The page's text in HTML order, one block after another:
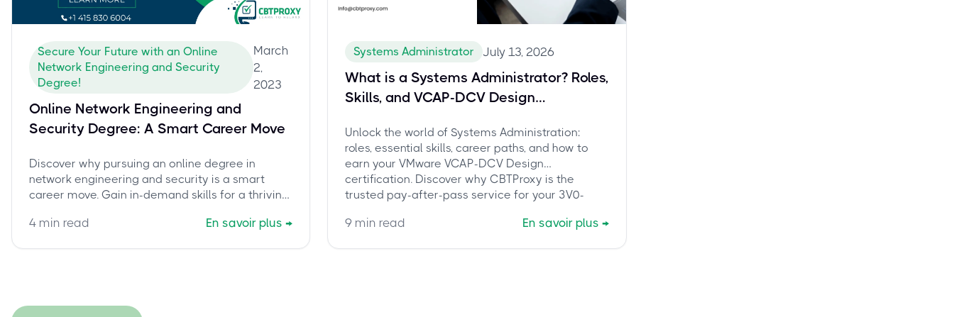
Secure Your Future with an Online
Network Engineering and Security
Degree!
March
2,
2023
Online Network Engineering and
Security Degree: A Smart Career Move
Discover why pursuing an online degree in
network engineering and security is a smart
career move. Gain in-demand skills for a thriving
4 min read En savoir plus →
Systems Administrator July 13, 2026
What is a Systems Administrator? Roles,
Skills, and VCAP-DCV Design
Unlock the world of Systems Administration:
roles, essential skills, career paths, and how to
earn your VMware VCAP-DCV Design
certification. Discover why CBTProxy is the
trusted pay-after-pass service for your 3V0-
9 min read En savoir plus →